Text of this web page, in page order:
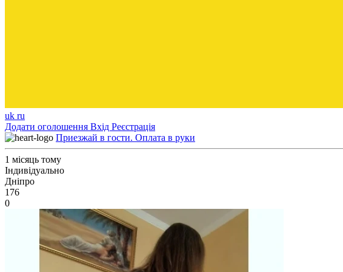
uk ru
Додати оголошення Вхід Реєстрація
Приезжай в гости. Оплата в руки
1 місяць тому
Індивідуально
Дніпро
176
0